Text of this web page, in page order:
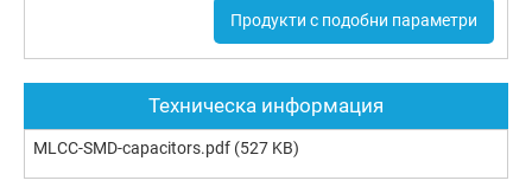
Продукти с подобни параметри
Техническа информация
MLCC-SMD-capacitors.pdf (527 KB)